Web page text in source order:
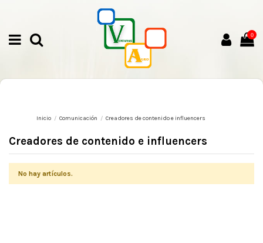
0
Inicio Comunicación Creadores de contenido e influencers
Creadores de contenido e influencers
No hay artículos.